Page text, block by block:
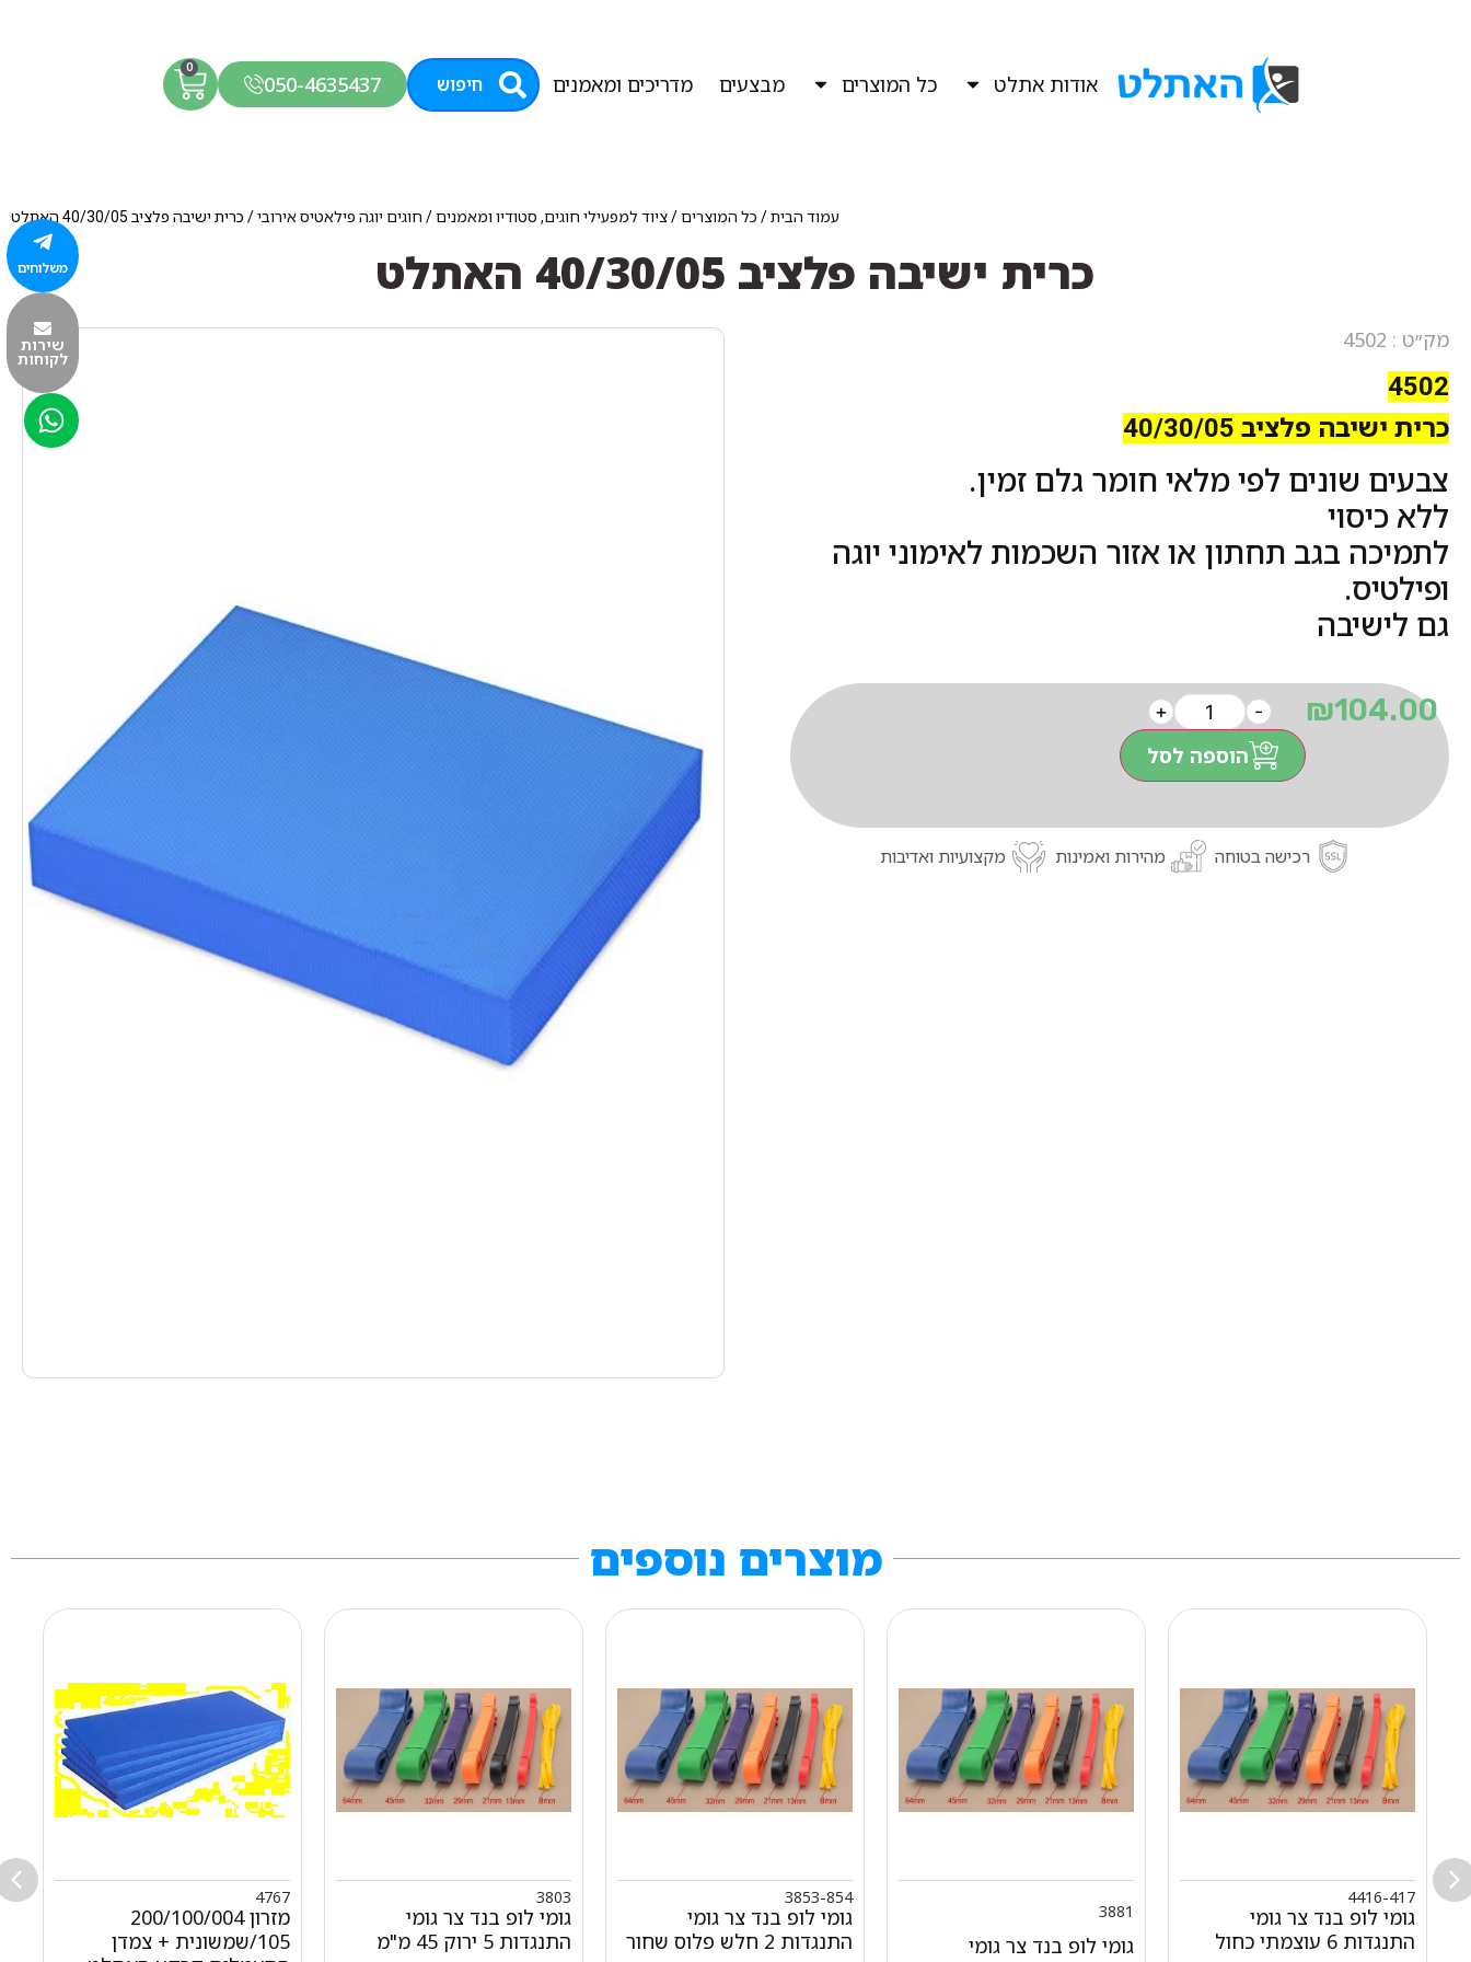
אודות אתלט כל המוצרים מבצעים מדריכים ומאמנים חיפוש 050-4635437
0
עמוד הבית/ כל המוצרים /ציוד למפעילי חוגים, סטודיו ומאמנים / חוגים יוגה פילאטיס אירובי/ כרית ישיבה פלציב 40/30/05 האתלט
כרית ישיבה פלציב 40/30/05 האתלט
מק״ט : 4502
4502
כרית ישיבה פלציב 40/30/05
צבעים שונים לפי מלאי חומר גלם זמין.
ללא כיסוי
לתמיכה בגב תחתון או אזור השכמות לאימוני יוגה
ופילטיס.
גם לישיבה
₪104.00
-
+
הוספה לסל
רכישה בטוחה מהירות ואמינות מקצועיות ואדיבות
מוצרים נוספים
4416-417
גומי לופ בנד צר גומי
התנגדות 6 עוצמתי כחול
3881
גומי לופ בנד צר גומי
3853-854
גומי לופ בנד צר גומי
התנגדות 2 חלש פלוס שחור
3803
גומי לופ בנד צר גומי
התנגדות 5 ירוק 45 מ"מ
4767
מזרון 200/100/004
105/שמשונית + צמדן
משלוחים
שירות
לקוחות